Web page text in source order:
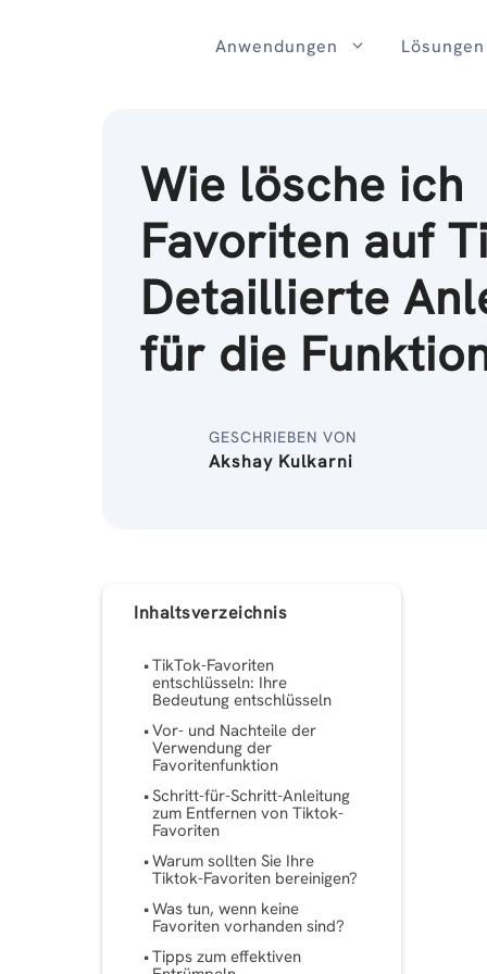
Anwendungen Lösungen
Wie lösche ich
Favoriten auf
Detaillierte
für die
GESCHRIEBEN VON
Akshay Kulkarni
Inhaltsverzeichnis
TikTok-Favoriten
entschlüsseln: Ihre
Bedeutung entschlüsseln
Vor- und Nachteile der
Verwendung der
Favoritenfunktion
Schritt-für-Schritt-Anleitung
zum Entfernen von Tiktok-
Favoriten
Warum sollten Sie Ihre
Tiktok-Favoriten bereinigen?
Was tun, wenn keine
Favoriten vorhanden sind?
Tipps zum effektiven